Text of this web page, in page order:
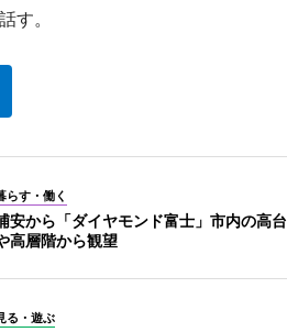
す。
らす・働く
安から「ダイヤモンド富士」市内の高台
高層階から観望
る・遊ぶ